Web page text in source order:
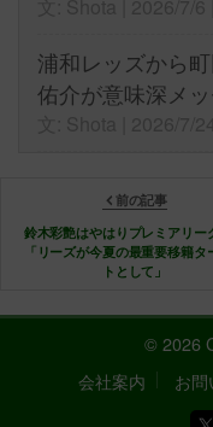
浦和レッズから
佑介が意味深メ
前の記事
鈴木彩艶はやはりプレミアリー
「リーズが今夏の最重要移籍タ
トとして」
© 2026
会社案内
お